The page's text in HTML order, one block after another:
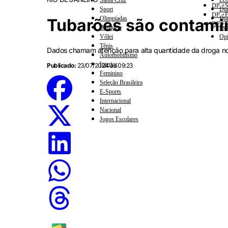
Sport
Olimpíadas
Basquete
Vôlei
Tênis
Automobilismo
Interior
Feminino
Seleção Brasileira
E-Sports
Internacional
Nacional
Jogos Escolares
DP
DP
DP
Tubarões são
Dados chamam atenção para alta quantidade da droga
Publicado: 23/07/2024 às 09:23